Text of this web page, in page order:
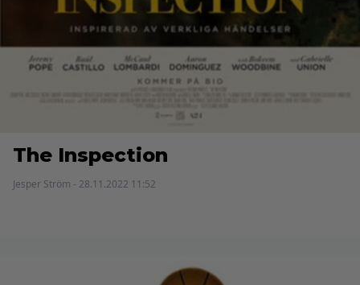
The Inspection
Jesper Ström - 28.11.2022 11:52